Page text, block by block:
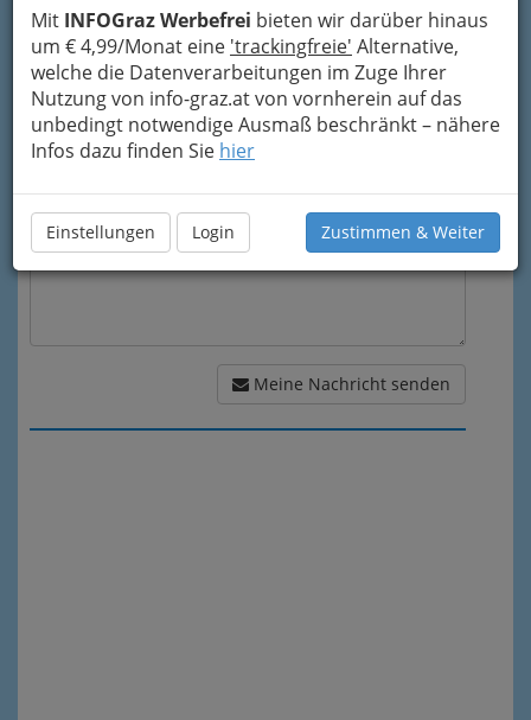
Mit INFOGraz Werbefrei bieten wir darüber hinaus
um € 4,99/Monat eine 'trackingfreie' Alternative,
welche die Datenverarbeitungen im Zuge Ihrer
Nutzung von info-graz.at von vornherein auf das
unbedingt notwendige Ausmaß beschränkt – nähere
Infos dazu finden Sie hier
Einstellungen Login Zustimmen & Weiter
Mein Betreff
Meine Nachricht
Meine Nachricht senden